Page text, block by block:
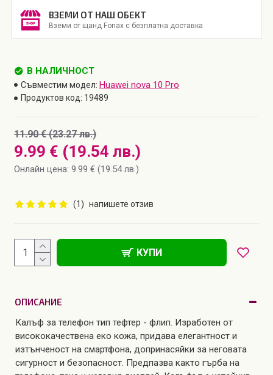
ВЗЕМИ ОТ НАШ ОБЕКТ
Вземи от щанд Fonax с безплатна доставка
(1) напишете отзив
9.99 € (19.54 лв.)
11.90 € (23.27 лв.)
Онлайн цена: 9.99 € (19.54 лв.)
В НАЛИЧНОСТ
Съвместим модел: Huawei nova 10 Pro
Продуктов код: 19489
КУПИ
ОПИСАНИЕ
Калъф за телефон тип тефтер - флип. Изработен от
висококачествена еко кожа, придава елегантност и
изтънченост на смартфона, допринасяйки за неговата
сигурност и безопасност. Предпазва както гърба на